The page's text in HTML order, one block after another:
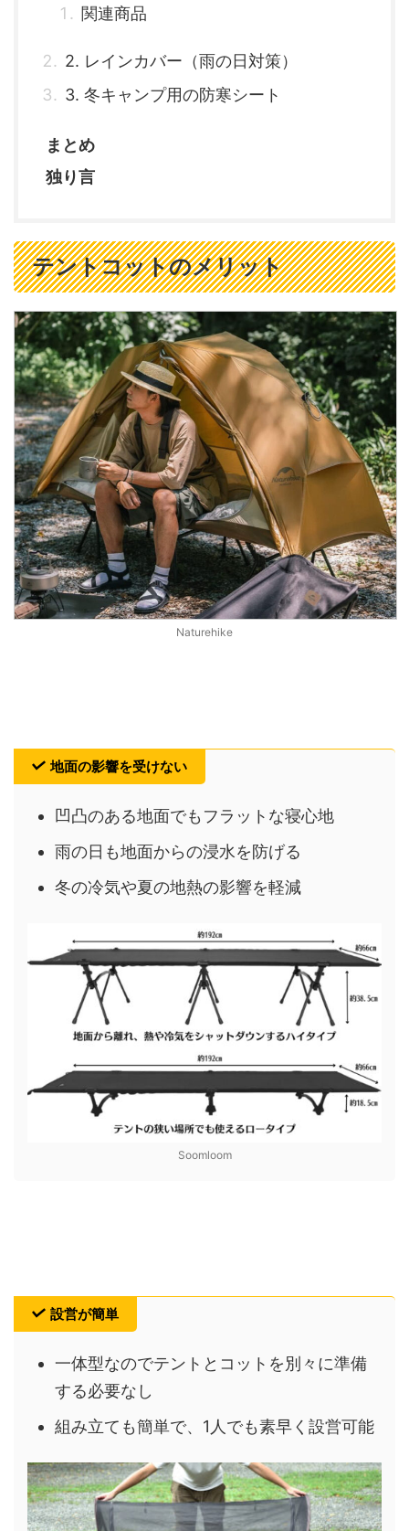
関連商品
2. レインカバー（雨の日対策）
3. 冬キャンプ用の防寒シート
まとめ
独り言
テントコットのメリット
Naturehike
地面の影響を受けない
凹凸のある地面でもフラットな寝心地
雨の日も地面からの浸水を防げる
冬の冷気や夏の地熱の影響を軽減
Soomloom
設営が簡単
一体型なのでテントとコットを別々に準備
する必要なし
組み立ても簡単で、1人でも素早く設営可能